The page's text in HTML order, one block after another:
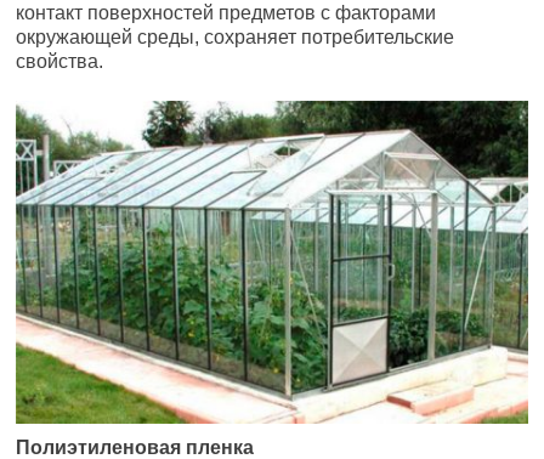
контакт поверхностей предметов с факторами
окружающей среды, сохраняет потребительские
свойства.
Полиэтиленовая пленка